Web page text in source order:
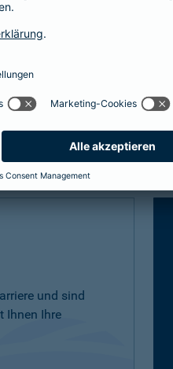
und sind
Ihnen Ihre